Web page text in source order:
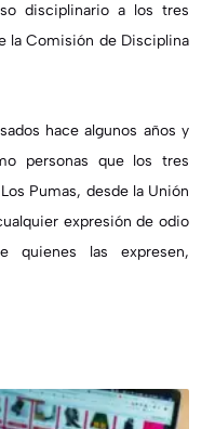
disciplinario a los tres
la Comisión de Disciplina
hace algunos años y
personas que los tres
Pumas, desde la Unión
expresión de odio
quienes las expresen,